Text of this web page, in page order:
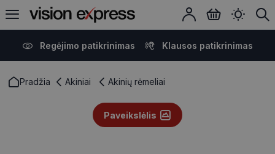
Regėjimo patikrinimas Klausos patikrinimas
Pradžia Akiniai Akinių rėmeliai
Paveikslėlis